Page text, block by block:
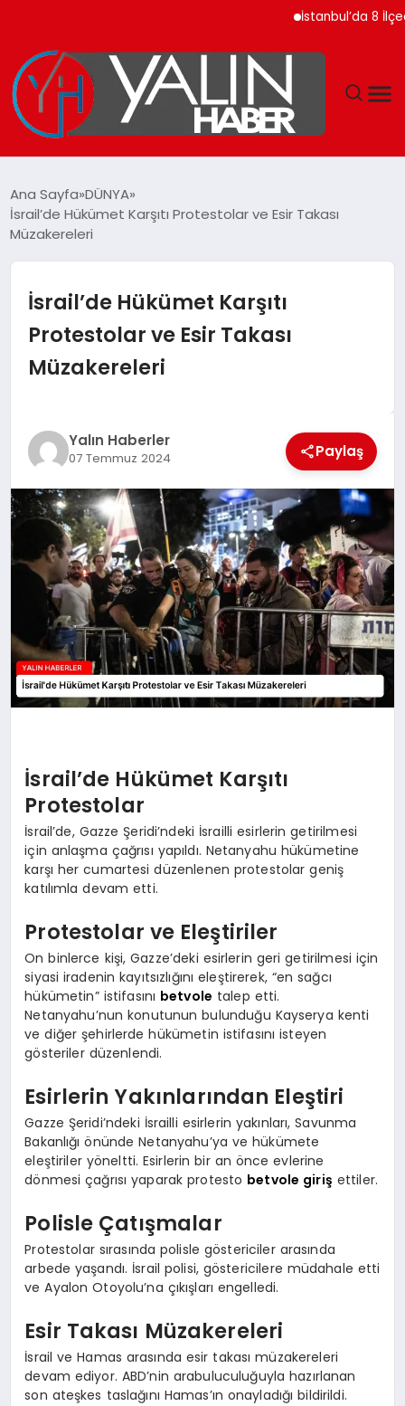
İstanbul’da 8 İlçede
SPOR
YAŞAM
TEKNOLOJİ
MAGAZİN
SAĞLIK
Ana Sayfa DÜNYA
İsrail’de Hükümet Karşıtı Protestolar ve Esir Takası
Müzakereleri
İsrail’de Hükümet Karşıtı
Protestolar ve Esir Takası
Müzakereleri
Yalın Haberler
07 Temmuz 2024 Paylaş
İsrail’de Hükümet Karşıtı
Protestolar
İsrail’de, Gazze Şeridi’ndeki İsrailli esirlerin getirilmesi
için anlaşma çağrısı yapıldı. Netanyahu hükümetine
karşı her cumartesi düzenlenen protestolar geniş
katılımla devam etti.
Protestolar ve Eleştiriler
On binlerce kişi, Gazze’deki esirlerin geri getirilmesi için
siyasi iradenin kayıtsızlığını eleştirerek, “en sağcı
hükümetin” istifasını betvole talep etti.
Netanyahu’nun konutunun bulunduğu Kayserya kenti
ve diğer şehirlerde hükümetin istifasını isteyen
gösteriler düzenlendi.
Esirlerin Yakınlarından Eleştiri
Gazze Şeridi’ndeki İsrailli esirlerin yakınları, Savunma
Bakanlığı önünde Netanyahu’ya ve hükümete
eleştiriler yöneltti. Esirlerin bir an önce evlerine
dönmesi çağrısı yaparak protesto betvole giriş ettiler.
Polisle Çatışmalar
Protestolar sırasında polisle göstericiler arasında
arbede yaşandı. İsrail polisi, göstericilere müdahale etti
ve Ayalon Otoyolu’na çıkışları engelledi.
Esir Takası Müzakereleri
İsrail ve Hamas arasında esir takası müzakereleri
devam ediyor. ABD’nin arabuluculuğuyla hazırlanan
son ateşkes taslağını Hamas’ın onayladığı bildirildi.